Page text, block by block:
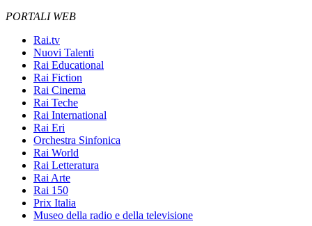
PORTALI WEB
Rai.tv
Nuovi Talenti
Rai Educational
Rai Fiction
Rai Cinema
Rai Teche
Rai International
Rai Eri
Orchestra Sinfonica
Rai World
Rai Letteratura
Rai Arte
Rai 150
Prix Italia
Museo della radio e della televisione